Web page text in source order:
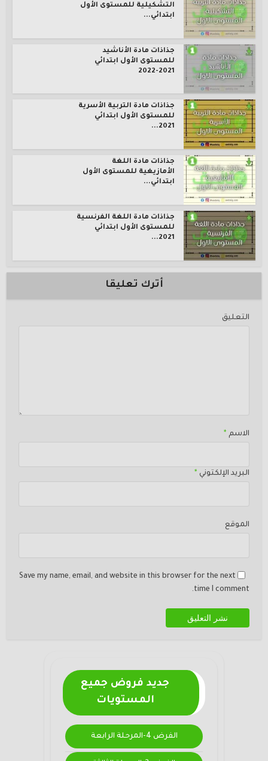
التشكيلية للمستوى الأول
ابتدائي...
جذاذات مادة الأناشيد
للمستوى الأول ابتدائي
2021-2022
جذاذات مادة التربية الأسرية
للمستوى الأول ابتدائي
2021...
جذاذات مادة اللغة
الأمازيغية للمستوى الأول
ابتدائي...
جذاذات مادة اللغة الفرنسية
للمستوى الأول ابتدائي
2021...
أترك تعليقا
التعليق
الاسم *
البريد الإلكتوني *
الموقع
Save my name, email, and website in this browser for the next
time I comment.
جديد فروض جميع
المستويات
الفرض 4-المرحلة الرابعة